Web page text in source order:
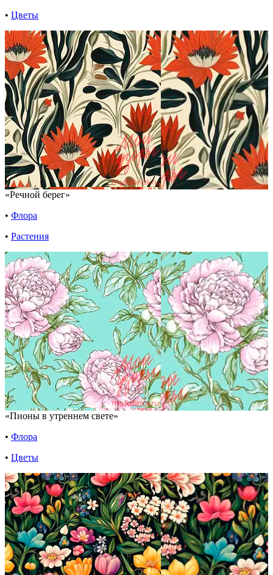
• Цветы
«Речной берег»
• Флора
• Растения
«Пионы в утреннем свете»
• Флора
• Цветы